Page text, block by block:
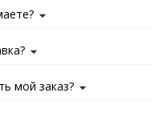
мой заказ?